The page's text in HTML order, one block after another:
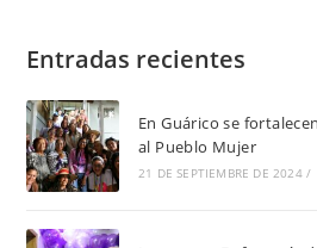
Entradas recientes
En Guárico se
al Pueblo Mujer
21 DE SEPTIEMBRE DE 2024 /